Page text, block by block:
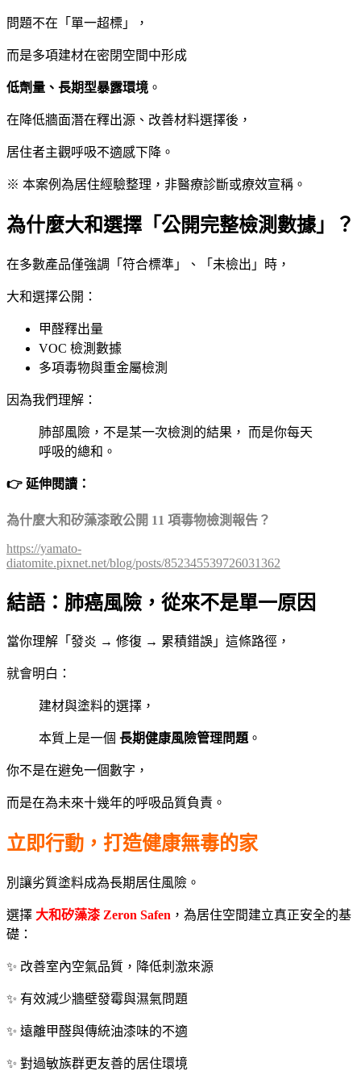
問題不在「單一超標」，
而是多項建材在密閉空間中形成
低劑量、長期型暴露環境 。
在降低牆面潛在釋出源、改善材料選擇後，
居住者主觀呼吸不適感下降。
※ 本案例為居住經驗整理，非醫療診斷或療效宣稱。
為什麼大和選擇「公開完整檢測數據」？
在多數產品僅強調「符合標準」、「未檢出」時，
大和選擇公開：
甲醛釋出量
VOC 檢測數據
多項毒物與重金屬檢測
因為我們理解：
肺部風險，不是某一次檢測的結果， 而是你每天
呼吸的總和。
👉 延伸閱讀：
為什麼大和矽藻漆敢公開 11 項毒物檢測報告？
https://yamato-
diatomite.pixnet.net/blog/posts/852345539726031362
結語：肺癌風險，從來不是單一原因
當你理解「發炎 → 修復 → 累積錯誤」這條路徑，
就會明白：
建材與塗料的選擇，
本質上是一個 長期健康風險管理問題。
你不是在避免一個數字，
而是在為未來十幾年的呼吸品質負責。
立即行動，打造健康無毒的家
別讓劣質塗料成為長期居住風險。
選擇 大和矽藻漆 Zeron Safen ，為居住空間建立真正安全的基
礎：
✨ 改善室內空氣品質，降低刺激來源
✨ 有效減少牆壁發霉與濕氣問題
✨ 遠離甲醛與傳統油漆味的不適
✨ 對過敏族群更友善的居住環境